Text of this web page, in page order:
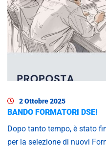
2 Ottobre 2025
BANDO FORMATORI DSE!
Dopo tanto tempo, è stato
per la selezione di nuovi